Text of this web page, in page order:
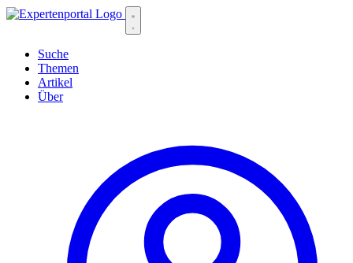
Suche
Themen
Artikel
Über